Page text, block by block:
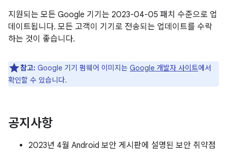
지원되는 모든 Google 기기는 2023-04-05 패치 수준으로 업
데이트됩니다. 모든 고객이 기기로 전송되는 업데이트를 수락
하는 것이 좋습니다.
참고: Google 기기 펌웨어 이미지는 Google 개발자 사이트에서
확인할 수 있습니다.
공지사항
2023년 4월 Android 보안 게시판에 설명된 보안 취약점